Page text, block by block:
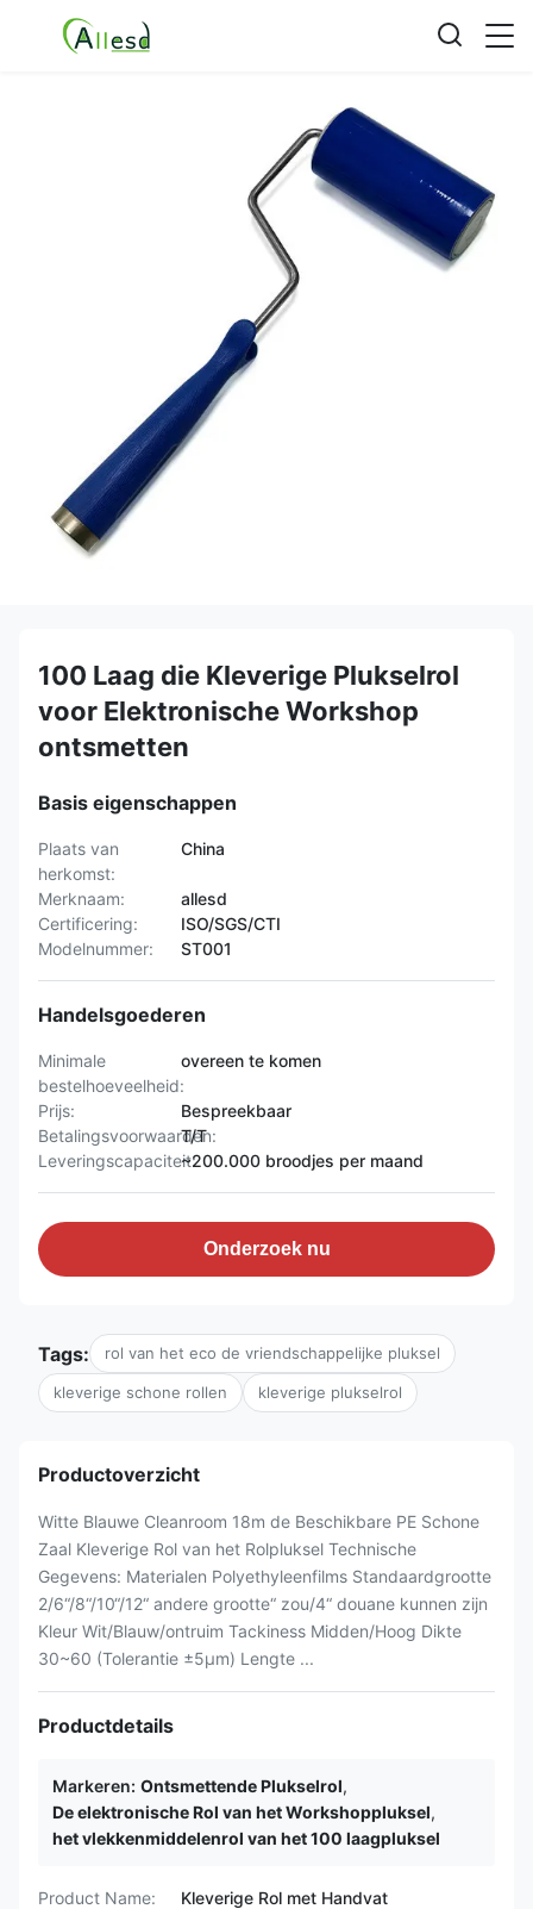
100 Laag die Kleverige Plukselrol
voor Elektronische Workshop
ontsmetten
Basis eigenschappen
Plaats van
herkomst:
China
Merknaam:
allesd
Certificering:
ISO/SGS/CTI
Modelnummer:
ST001
Handelsgoederen
Minimale
bestelhoeveelheid:
overeen te komen
Prijs:
Bespreekbaar
Betalingsvoorwaarden:
T/T
Leveringscapaciteit:~200.000 broodjes per maand
Onderzoek nu
Tags: rol van het eco de vriendschappelijke pluksel
kleverige schone rollen kleverige plukselrol
Productoverzicht
Witte Blauwe Cleanroom 18m de Beschikbare PE Schone
Zaal Kleverige Rol van het Rolpluksel Technische
Gegevens: Materialen Polyethyleenfilms Standaardgrootte
2/6“/8“/10“/12“ andere grootte“ zou/4“ douane kunnen zijn
Kleur Wit/Blauw/ontruim Tackiness Midden/Hoog Dikte
30~60 (Tolerantie ±5μm) Lengte ...
Productdetails
Markeren: Ontsmettende Plukselrol,
De elektronische Rol van het Workshoppluksel,
het vlekkenmiddelenrol van het 100 laagpluksel
Product Name:
Kleverige Rol met Handvat